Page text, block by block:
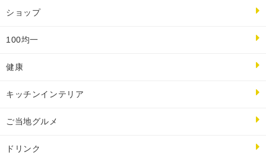
ショップ
100均一
健康
キッチンインテリア
ご当地グルメ
ドリンク